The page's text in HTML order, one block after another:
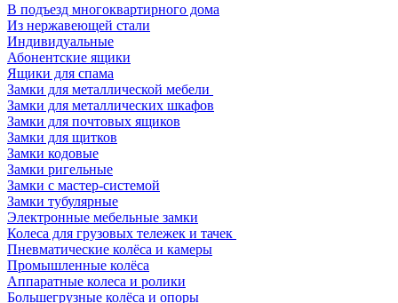
В подъезд многоквартирного дома
Из нержавеющей стали
Индивидуальные
Абонентские ящики
Ящики для спама
Замки для металлической мебели
Замки для металлических шкафов
Замки для почтовых ящиков
Замки для щитков
Замки кодовые
Замки ригельные
Замки с мастер-системой
Замки тубулярные
Электронные мебельные замки
Колеса для грузовых тележек и тачек
Пневматические колёса и камеры
Промышленные колёса
Аппаратные колеса и ролики
Большегрузные колёса и опоры